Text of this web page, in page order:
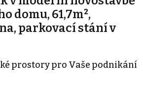
domu, 61,7m²,
parkovací stání v
prostory pro Vaše podnikání